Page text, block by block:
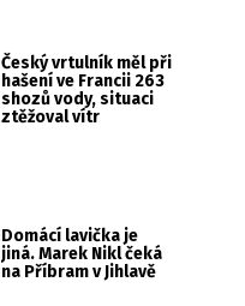
Český vrtulník měl při
hašení ve Francii 263
shozů vody, situaci
ztěžoval vítr
Domácí lavička je
jiná. Marek Nikl čeká
na Příbram v Jihlavě